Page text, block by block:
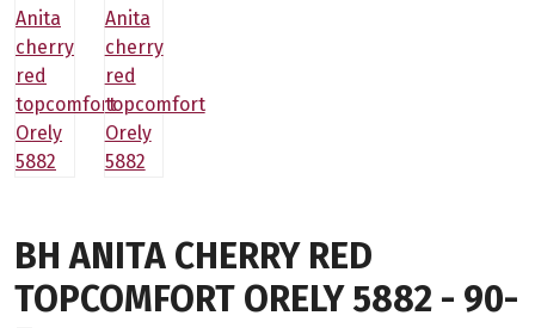
BH ANITA CHERRY RED
TOPCOMFORT ORELY 5882 - 90-